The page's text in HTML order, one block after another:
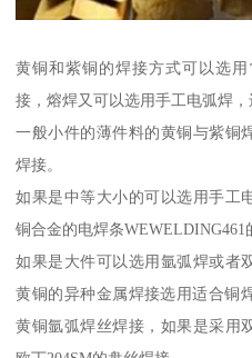
黄铜和紫铜的焊接方式可以选
接，熔焊又可以选用手工电弧焊
一般小件的薄件料的黄铜与紫铜
焊接。
如果是中等大小的可以选用手工
铜合金的电焊条WEWELDING461
如果是大件可以选用氩弧焊或者
黄铜的异种金属焊接选用适合铜
黄铜氩弧焊丝焊接，如果是采用